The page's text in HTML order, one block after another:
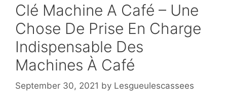
Clé Machine A Café – Une
Chose De Prise En Charge
Indispensable Des
Machines À Café
September 30, 2021 by Lesgueulescassees